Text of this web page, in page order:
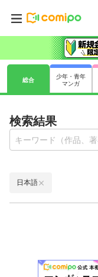
総合
少年・青年
マンガ
検索結果
日本語